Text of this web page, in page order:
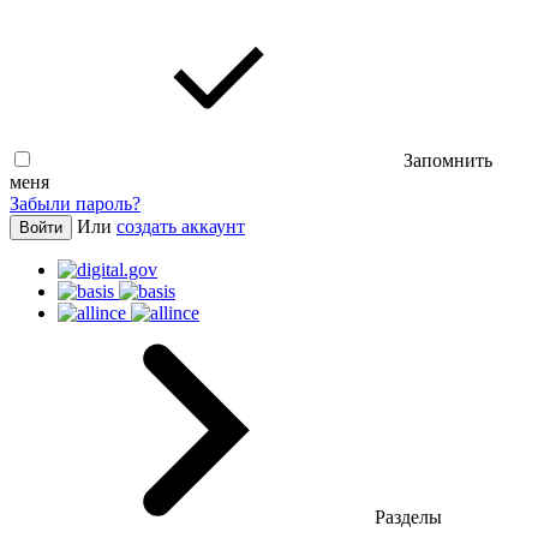
Запомнить
меня
Забыли пароль?
Войти Или создать аккаунт
Разделы